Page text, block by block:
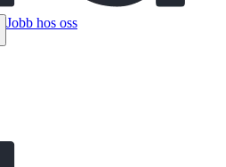
Jobb hos oss